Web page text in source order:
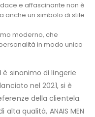
e affascinante non è
anche un simbolo di stile
moderno, che
in modo unico
è sinonimo di lingerie
nel 2021, si è
della clientela.
qualità, ANAIS MEN